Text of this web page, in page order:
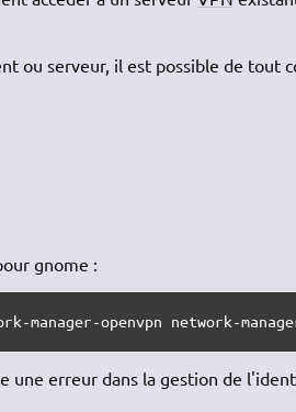
ou serveur, il est possible de tout
gnome :
openvpn network-
une erreur dans la gestion de